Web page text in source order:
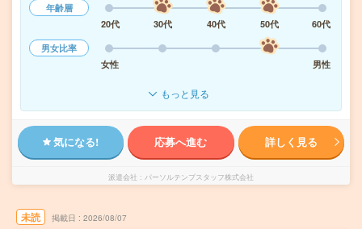
年齢層
20代
30代 40代 50代
60代
男女比率
女性
男性
もっと見る
気になる! 応募へ進む 詳しく見る
派遣会社 パーソルテンプスタッフ株式会社
未読 掲載日 2026/08/07